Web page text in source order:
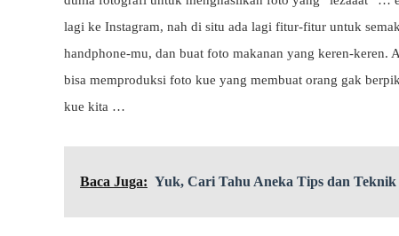
lagi ke Instagram, nah di situ ada lagi fitur-fitur untuk
handphone-mu, dan buat foto makanan yang keren-keren.
bisa memproduksi foto kue yang membuat orang gak
kue kita …
Baca Juga: Yuk, Cari Tahu Aneka Tips dan